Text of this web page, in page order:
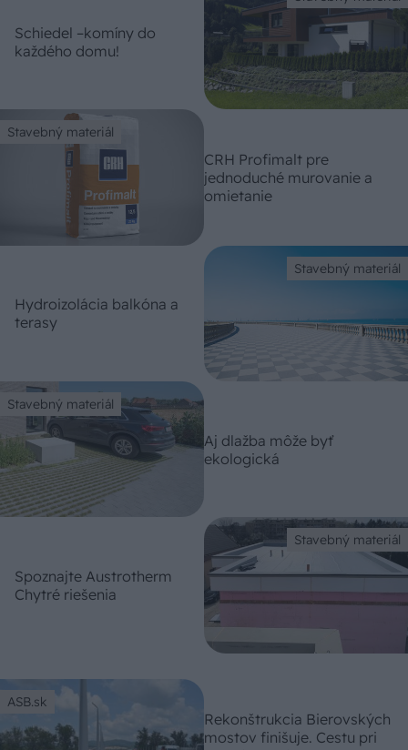
Schiedel –komíny do
každého domu!
Stavebný materiál
CRH Profimalt pre
jednoduché murovanie a
omietanie
Stavebný materiál
Hydroizolácia balkóna a
terasy
Stavebný materiál
Aj dlažba môže byť
ekologická
Stavebný materiál
Spoznajte Austrotherm
Chytré riešenia
ASB.sk
Rekonštrukcia Bierovských
mostov finišuje. Cestu pri